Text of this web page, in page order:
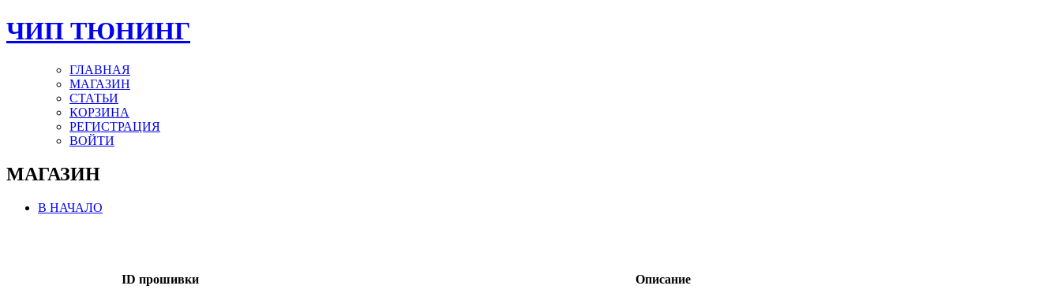
ЧИП ТЮНИНГ
ГЛАВНАЯ
МАГАЗИН
СТАТЬИ
КОРЗИНА
РЕГИСТРАЦИЯ
ВОЙТИ
МАГАЗИН
В НАЧАЛО
ID прошивки Описание